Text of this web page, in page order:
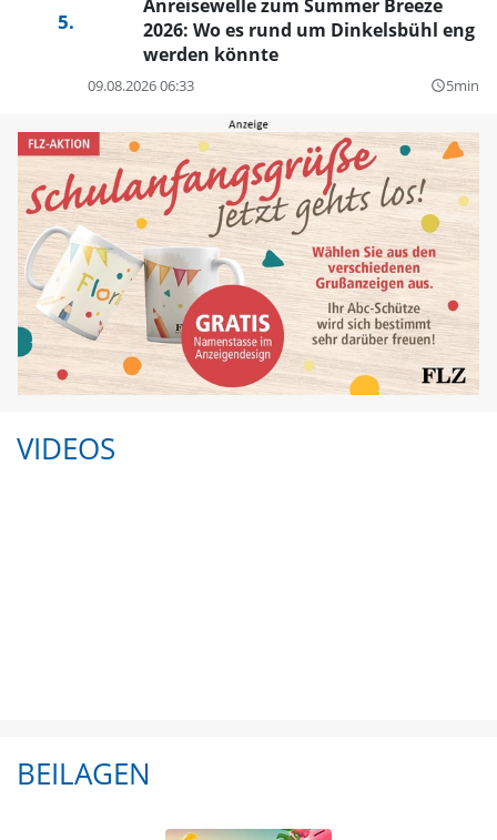
Anreisewelle zum Summer Breeze
2026: Wo es rund um Dinkelsbühl eng
werden könnte
09.08.2026 06:33 query_builder5min
VIDEOS
BEILAGEN